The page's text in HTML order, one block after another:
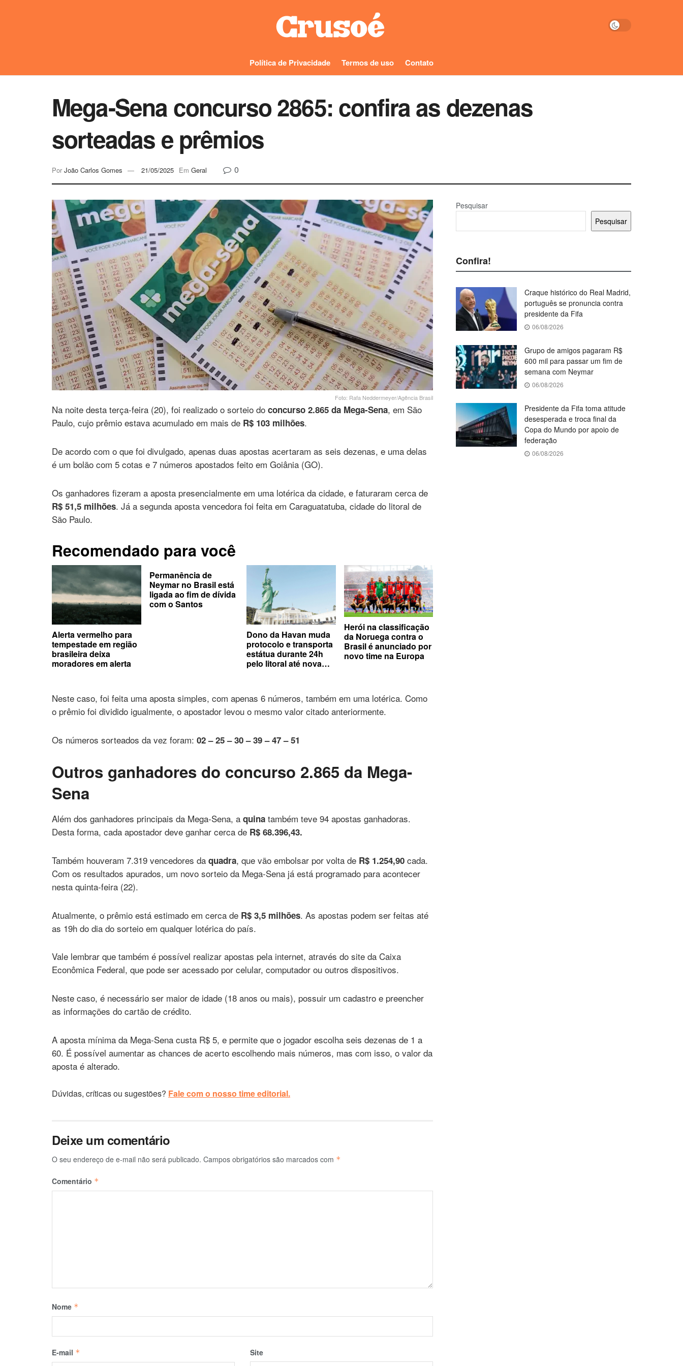
Política de Privacidade Termos de uso Contato
Mega-Sena concurso 2865: confira as dezenas
sorteadas e prêmios
Por João Carlos Gomes 21/05/2025 Em Geral 0
Foto: Rafa Neddermeyer/Agência Brasil
Na noite desta terça-feira (20), foi realizado o sorteio do concurso 2.865 da Mega-Sena, em São
Paulo, cujo prêmio estava acumulado em mais de R$ 103 milhões.
De acordo com o que foi divulgado, apenas duas apostas acertaram as seis dezenas, e uma delas
é um bolão com 5 cotas e 7 números apostados feito em Goiânia (GO).
Os ganhadores fizeram a aposta presencialmente em uma lotérica da cidade, e faturaram cerca de
R$ 51,5 milhões. Já a segunda aposta vencedora foi feita em Caraguatatuba, cidade do litoral de
São Paulo.
Recomendado para você
Alerta vermelho para
tempestade em região
brasileira deixa
moradores em alerta
Permanência de
Neymar no Brasil está
ligada ao fim de dívida
com o Santos
Dono da Havan muda
protocolo e transporta
estátua durante 24h
pelo litoral até nova
Herói na classificação
da Noruega contra o
Brasil é anunciado por
novo time na Europa
Neste caso, foi feita uma aposta simples, com apenas 6 números, também em uma lotérica. Como
o prêmio foi dividido igualmente, o apostador levou o mesmo valor citado anteriormente.
Os números sorteados da vez foram: 02 – 25 – 30 – 39 – 47 – 51
Outros ganhadores do concurso 2.865 da Mega-
Sena
Além dos ganhadores principais da Mega-Sena, a quina também teve 94 apostas ganhadoras.
Desta forma, cada apostador deve ganhar cerca de R$ 68.396,43.
Também houveram 7.319 vencedores da quadra, que vão embolsar por volta de R$ 1.254,90 cada.
Com os resultados apurados, um novo sorteio da Mega-Sena já está programado para acontecer
nesta quinta-feira (22).
Atualmente, o prêmio está estimado em cerca de R$ 3,5 milhões. As apostas podem ser feitas até
as 19h do dia do sorteio em qualquer lotérica do país.
Vale lembrar que também é possível realizar apostas pela internet, através do site da Caixa
Econômica Federal, que pode ser acessado por celular, computador ou outros dispositivos.
Neste caso, é necessário ser maior de idade (18 anos ou mais), possuir um cadastro e preencher
as informações do cartão de crédito.
A aposta mínima da Mega-Sena custa R$ 5, e permite que o jogador escolha seis dezenas de 1 a
60. É possível aumentar as chances de acerto escolhendo mais números, mas com isso, o valor da
aposta é alterado.
Dúvidas, críticas ou sugestões? Fale com o nosso time editorial.
Deixe um comentário
O seu endereço de e-mail não será publicado. Campos obrigatórios são marcados com *
Comentário *
Nome *
E-mail * Site
Pesquisar
Pesquisar
Confira!
Craque histórico do Real Madrid,
português se pronuncia contra
presidente da Fifa
06/08/2026
Grupo de amigos pagaram R$
600 mil para passar um fim de
semana com Neymar
06/08/2026
Presidente da Fifa toma atitude
desesperada e troca final da
Copa do Mundo por apoio de
federação
06/08/2026